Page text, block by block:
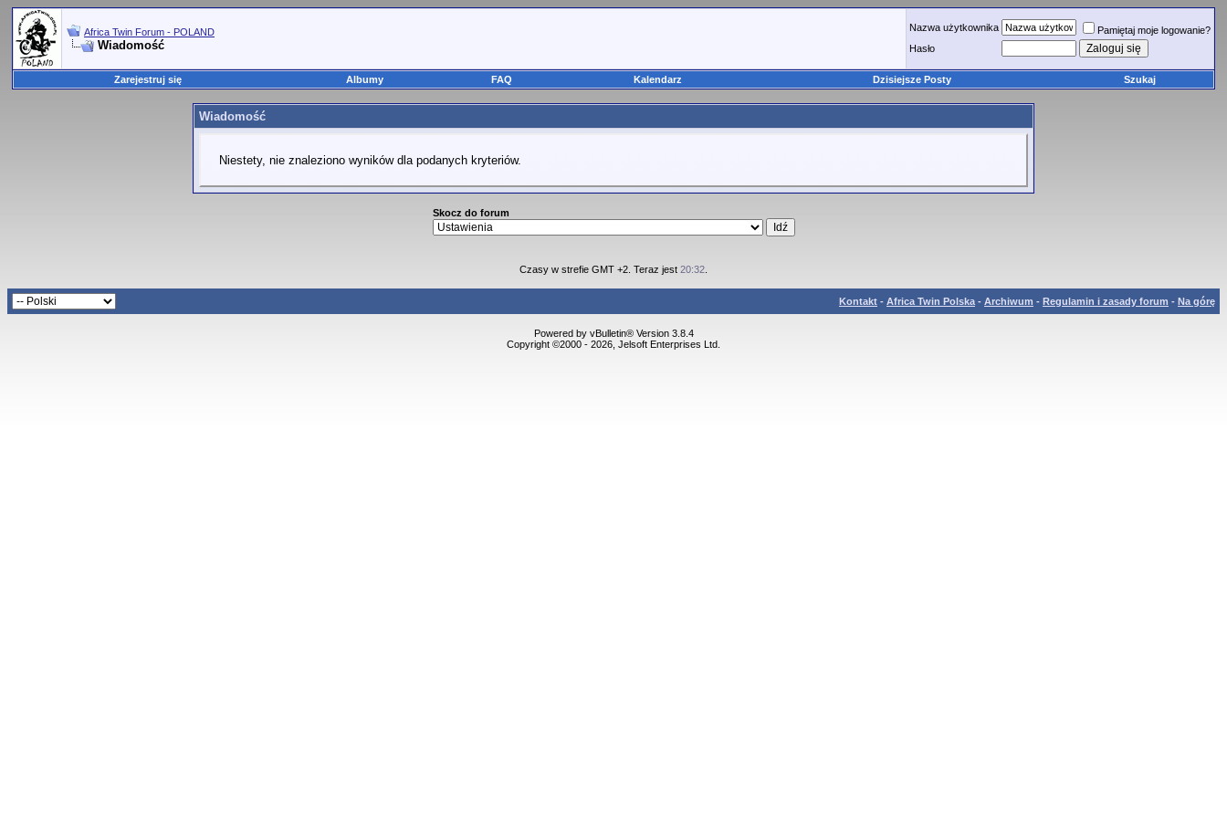
Africa Twin Forum - POLAND
Wiadomość
Nazwa użytkownika
Pamiętaj moje logowanie?
Hasło
Zarejestruj się Albumy FAQ Kalendarz Dzisiejsze Posty Szukaj
Wiadomość
Niestety, nie znaleziono wyników dla podanych kryteriów.
Skocz do forum
Czasy w strefie GMT +2. Teraz jest 20:32
Kontakt - Africa Twin Polska - Archiwum - Regulamin i zasady forum - Na górę
Powered by vBulletin® Version 3.8.4
Copyright ©2000 - 2026, Jelsoft Enterprises Ltd.